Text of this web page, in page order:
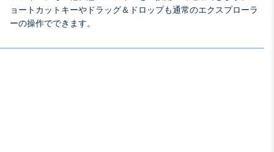
ョートカットキーやドラッグ＆ドロップも通常のエクスプローラ
ーの操作でできます。